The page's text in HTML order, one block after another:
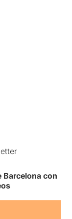
Barcelona con